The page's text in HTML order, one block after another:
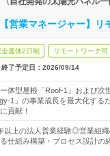
営業マネージャー】
全週休2日制 リモートワーク可
終了予定日： 2026/09/14
体型屋根「Roof-1」および次
1」の事業成長を最大化する
貢献！
以上の法人営業経験◎営業組
仕組み構築・プロセス設計の